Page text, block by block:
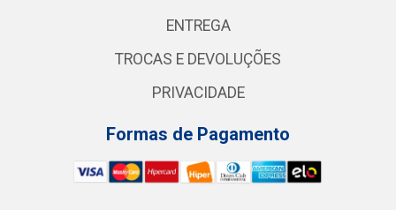
ENTREGA
TROCAS E DEVOLUÇÕES
PRIVACIDADE
Formas de Pagamento